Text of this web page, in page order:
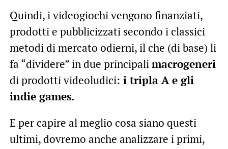
Quindi, i videogiochi vengono finanziati,
prodotti e pubblicizzati secondo i classici
metodi di mercato odierni, il che (di base) li
fa “dividere” in due principalimacrogeneri
di prodotti videoludici: i tripla A e gli
indie games.
E per capire al meglio cosa siano questi
ultimi, dovremo anche analizzare i primi,